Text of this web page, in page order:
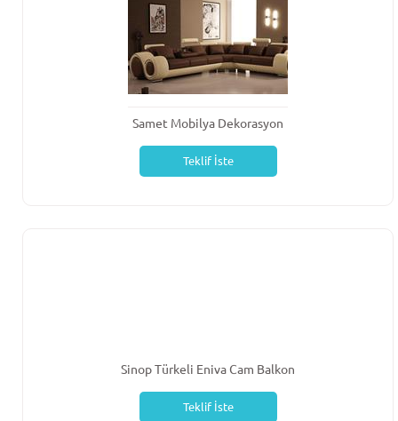
Samet Mobilya Dekorasyon
Teklif İste
Sinop Türkeli Eniva Cam Balkon
Teklif İste